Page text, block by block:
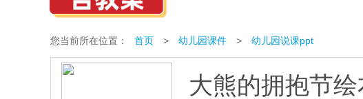
您当前所在位置： 首页 > 幼儿园课件 > 幼儿园说课ppt
大熊的拥抱节